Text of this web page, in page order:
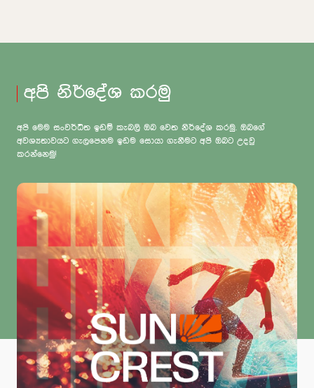
අපි නිර්දේශ කරමු
අපි මෙම සංවර්ධිත ඉඩම් කැබලි ඔබ වෙත නිර්දේශ කරමු. ඔබගේ
අවශ්‍යතාවයට ගැලපෙනම ඉඩම සොයා ගැනීමට අපි ඔබට උදවු
කරන්නෙමු!